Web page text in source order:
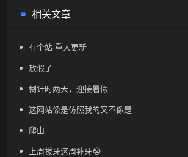
相关文章
有个站·重大更新
放假了
倒计时两天，迎接暑假
这网站像是仿照我的又不像是
爬山
上周拔牙这周补牙😭